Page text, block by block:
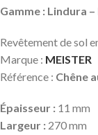
Gamme : Lindura
Revêtement de sol
Marque : MEISTER
Référence : Chêne
Épaisseur : 11 mm
Largeur : 270 mm